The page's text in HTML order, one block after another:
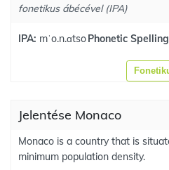
fonetikus ábécével (IPA)
IPA: mˈo.n.ɑtsoPhonetic
Jelentése Monaco
Monaco is a country that is
minimum population density.